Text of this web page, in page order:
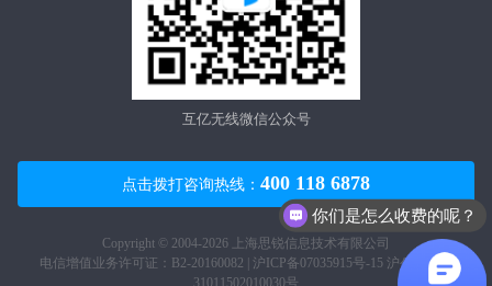
互亿无线微信公众号
点击拨打咨询热线： 400 118 6878
Copyright © 2004-2026 上海思锐信息技术有限公司
电信增值业务许可证：B2-20160082 | 沪ICP备07035915号-15 沪公网安备
31011502010030号
你们是怎么收费的呢？